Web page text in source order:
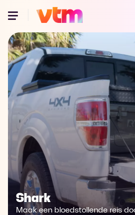
Voor je onze programma's
best je browser updaten
van de ondersteunde
downloaden.
Google Chrome
Firefox
Microsoft Edge
Opera
Shark
Maak een bloedstollende reis